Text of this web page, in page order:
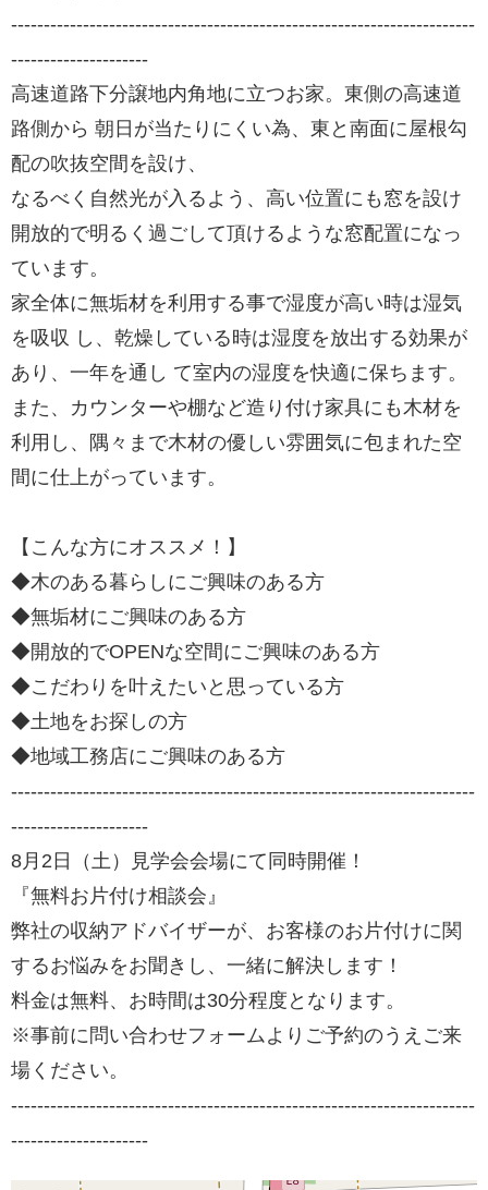
-----------------------------------------------------------------------
---------------------
高速道路下分譲地内角地に立つお家。東側の高速道
路側から 朝日が当たりにくい為、東と南面に屋根勾
配の吹抜空間を設け、
なるべく自然光が入るよう、高い位置にも窓を設け
開放的で明るく過ごして頂けるような窓配置になっ
ています。
家全体に無垢材を利用する事で湿度が高い時は湿気
を吸収 し、乾燥している時は湿度を放出する効果が
あり、一年を通し て室内の湿度を快適に保ちます。
また、カウンターや棚など造り付け家具にも木材を
利用し、隅々まで木材の優しい雰囲気に包まれた空
間に仕上がっています。
【こんな方にオススメ！】
◆木のある暮らしにご興味のある方
◆無垢材にご興味のある方
◆開放的でOPENな空間にご興味のある方
◆こだわりを叶えたいと思っている方
◆土地をお探しの方
◆地域工務店にご興味のある方
-----------------------------------------------------------------------
---------------------
8月2日（土）見学会会場にて同時開催！
『無料お片付け相談会』
弊社の収納アドバイザーが、お客様のお片付けに関
するお悩みをお聞きし、一緒に解決します！
料金は無料、お時間は30分程度となります。
※事前に問い合わせフォームよりご予約のうえご来
場ください。
-----------------------------------------------------------------------
---------------------